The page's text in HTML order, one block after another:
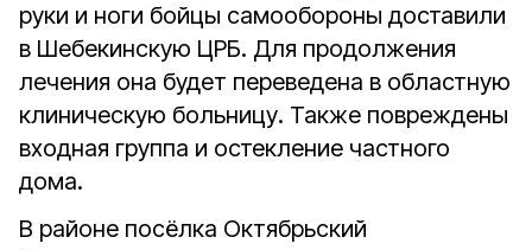
руки и ноги бойцы самообороны доставили
в Шебекинскую ЦРБ. Для продолжения
лечения она будет переведена в областную
клиническую больницу. Также повреждены
входная группа и остекление частного
дома.
В районе посёлка Октябрьский